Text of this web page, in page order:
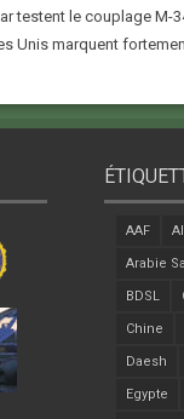
testent le couplage M-
Unis marquent
AAF
Arabie
BDSL
Chine
Daesh
Egypte